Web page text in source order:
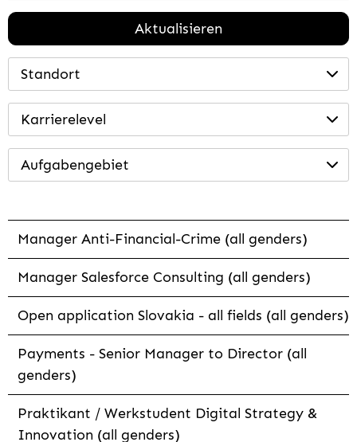
Aktualisieren
Standort
Karrierelevel
Aufgabengebiet
Manager Anti-Financial-Crime (all genders)
Manager Salesforce Consulting (all genders)
Open application Slovakia - all fields (all genders)
Payments - Senior Manager to Director (all
genders)
Praktikant / Werkstudent Digital Strategy &
Innovation (all genders)